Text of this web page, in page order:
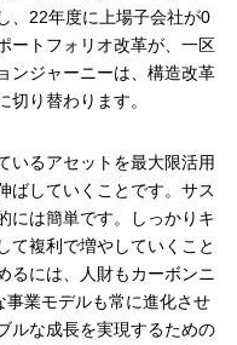
、22年度に上場子会社が0
ートフォリオ改革が、一区
ンジャーニーは、構造改革
り替わります。
いるアセットを最大限活用
ばしていくことです。サス
には簡単です。しっかりキ
て複利で増やしていくこと
るには、人財もカーボンニ
事業モデルも常に進化させ
ルな成長を実現するための